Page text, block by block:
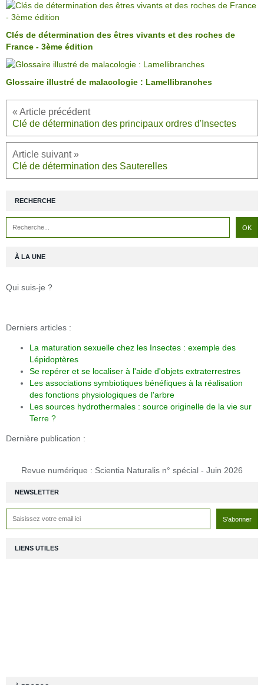
Clés de détermination des êtres vivants et des roches de
France - 3ème édition
Glossaire illustré de malacologie : Lamellibranches
Clé de détermination des principaux ordres d'Insectes
Clé de détermination des Sauterelles
NEWSLETTER
RECHERCHE
À LA UNE
Qui suis-je ?
Derniers articles :
La maturation sexuelle chez les Insectes : exemple des
Lépidoptères
Se repérer et se localiser à l'aide d'objets extraterrestres
Les associations symbiotiques bénéfiques à la réalisation
des fonctions physiologiques de l'arbre
Les sources hydrothermales : source originelle de la vie sur
Terre ?
Dernière publication :
Revue numérique : Scientia Naturalis n° spécial - Juin 2026
LIENS UTILES